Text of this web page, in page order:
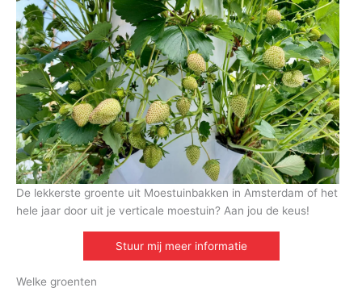
De lekkerste groente uit Moestuinbakken in Amsterdam of het
hele jaar door uit je verticale moestuin? Aan jou de keus!
Stuur mij meer informatie
Welke groenten